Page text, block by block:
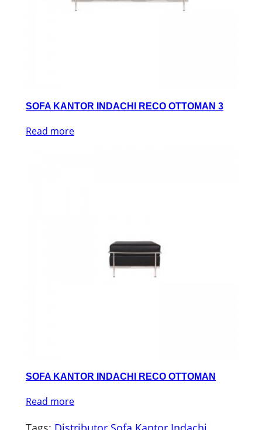
SOFA KANTOR INDACHI RECO OTTOMAN 3
Read more
SOFA KANTOR INDACHI RECO OTTOMAN
Read more